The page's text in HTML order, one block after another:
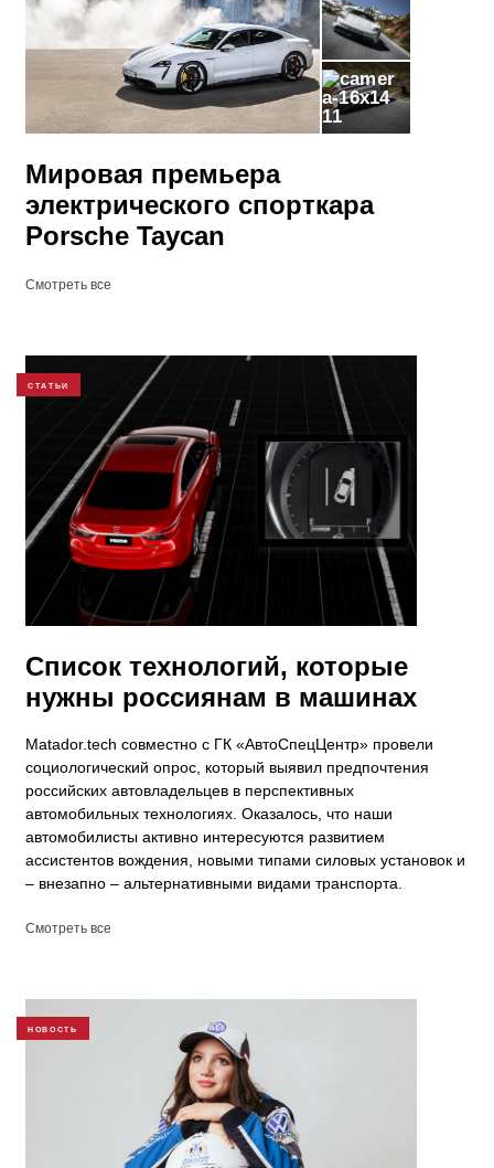
11
Мировая премьера
электрического спорткара
Porsche Taycan
Смотреть все
СТАТЬИ
Список технологий, которые
нужны россиянам в машинах
​Matador.tech совместно с ГК «АвтоСпецЦентр» провели
социологический опрос, который выявил предпочтения
российских автовладельцев в перспективных
автомобильных технологиях. Оказалось, что наши
автомобилисты активно интересуются развитием
ассистентов вождения, новыми типами силовых установок и
– внезапно – альтернативными видами транспорта.
Смотреть все
НОВОСТЬ